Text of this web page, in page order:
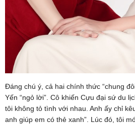
Đáng chú ý, cả hai chính thức “chung
Yến “ngỏ lời”. Cô khiến Cựu đại sứ du
tôi không tỏ tình với nhau. Anh ấy chỉ
anh giúp em có thẻ xanh”. Lúc đó, tôi